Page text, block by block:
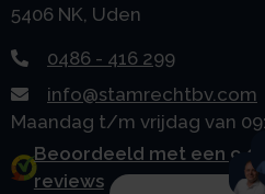
5406 NK, Uden
0486 - 416 299
info@stamrechtbv.com
Maandag t/m vrijdag van
Beoordeeld met een 9.0
reviews